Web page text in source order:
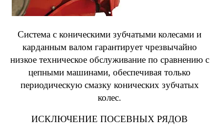
Система с коническими зубчатыми колесами и
карданным валом гарантирует чрезвычайно
низкое техническое обслуживание по сравнению с
цепными машинами, обеспечивая только
периодическую смазку конических зубчатых
колес.
ИСКЛЮЧЕНИЕ ПОСЕВНЫХ РЯДОВ